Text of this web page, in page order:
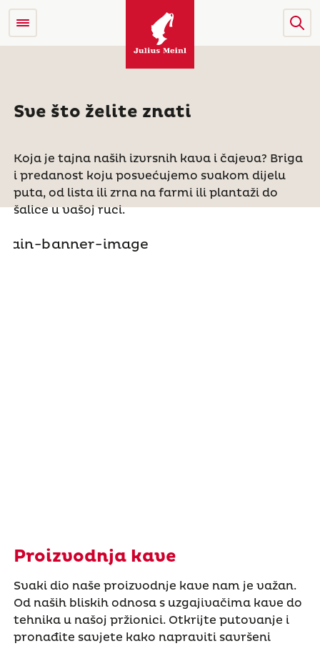
Sve što želite znati
Koja je tajna naših izvrsnih kava i čajeva? Briga
i predanost koju posvećujemo svakom dijelu
puta, od lista ili zrna na farmi ili plantaži do
šalice u vašoj ruci.
Proizvodnja kave
Svaki dio naše proizvodnje kave nam je važan.
Od naših bliskih odnosa s uzgajivačima kave do
tehnika u našoj pržionici. Otkrijte putovanje i
pronađite savjete kako napraviti savršeni